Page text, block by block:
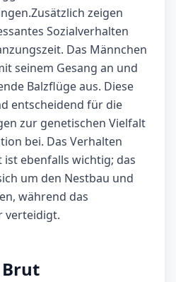
zeigen
Sozialverhalten
Das Männchen
seinem Gesang an und
Balzflüge aus. Diese
entscheidend für die
zur genetischen Vielfalt
bei. Das Verhalten
ebenfalls wichtig; das
um den Nestbau und
während das
verteidigt.